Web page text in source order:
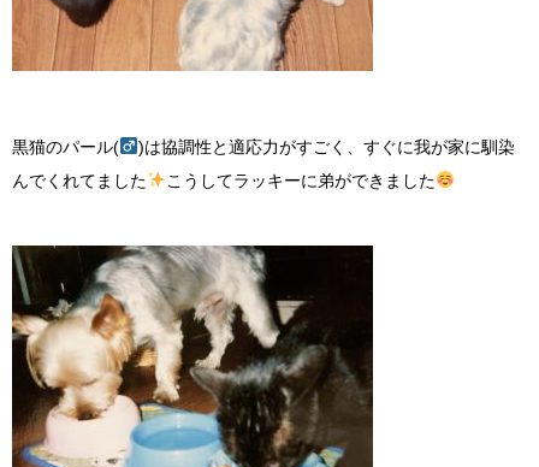
黒猫のパール( )は協調性と適応力がすごく、すぐに我が家に馴染
んでくれてました
こうしてラッキーに弟ができました